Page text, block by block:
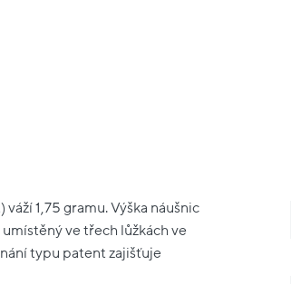
1,75 gramu. Výška náušnic
ve třech lůžkách ve
typu patent zajišťuje